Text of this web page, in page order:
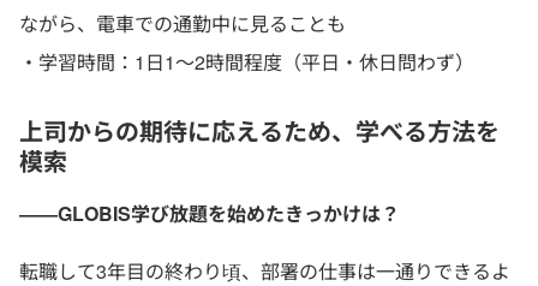
ながら、電車での通勤中に見ることも
・学習時間：1日1〜2時間程度（平日・休日問わず）
上司からの期待に応えるため、学べる方法を
模索
――GLOBIS学び放題を始めたきっかけは？
転職して3年目の終わり頃、部署の仕事は一通りできるよ